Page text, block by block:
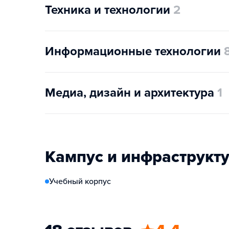
Техника и технологии 2
Информационные технологии
Медиа, дизайн и архитектура 1
Кампус и
Учебный корпус